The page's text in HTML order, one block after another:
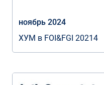
ноябрь 2024
ХУМ в FOI&FGI 20214